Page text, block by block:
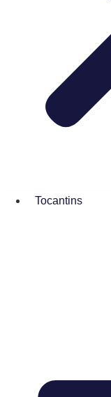
Tocantins